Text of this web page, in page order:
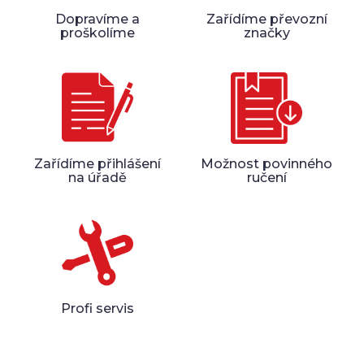
Dopravíme a
proškolíme
Zařídíme převozní
značky
Zařídíme přihlášení
na úřadě
Možnost povinného
ručení
Profi servis